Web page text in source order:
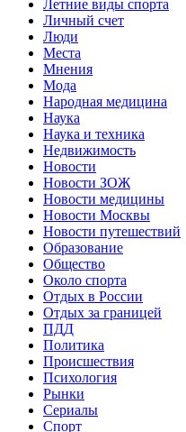
Летние виды спорта
Личный счет
Люди
Места
Мнения
Мода
Народная медицина
Наука
Наука и техника
Недвижимость
Новости
Новости ЗОЖ
Новости медицины
Новости Москвы
Новости путешествий
Образование
Общество
Около спорта
Отдых в России
Отдых за границей
ПДД
Политика
Происшествия
Психология
Рынки
Сериалы
Спорт